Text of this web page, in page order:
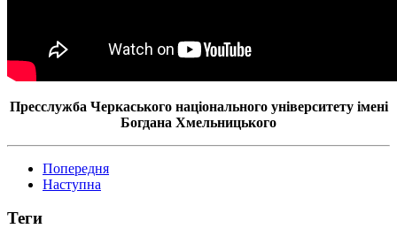
Пресслужба Черкаського національного університету імені
Богдана Хмельницького
Попередня
Наступна
Теги